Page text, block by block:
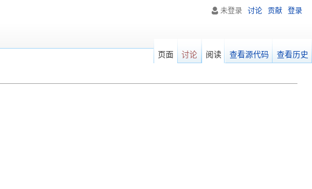
未登录 讨论 贡献 登录
页面 讨论 阅读 查看源代码 查看历史